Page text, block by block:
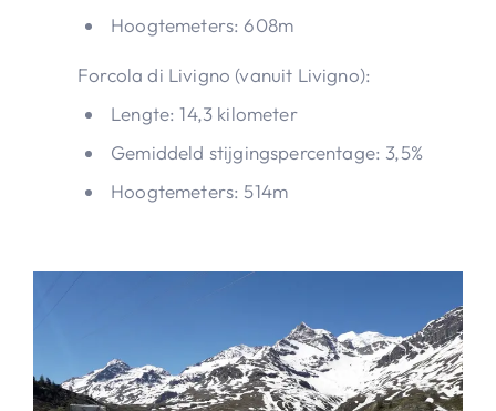
Hoogtemeters: 608m
Forcola di Livigno (vanuit Livigno):
Lengte: 14,3 kilometer
Gemiddeld stijgingspercentage: 3,5%
Hoogtemeters: 514m